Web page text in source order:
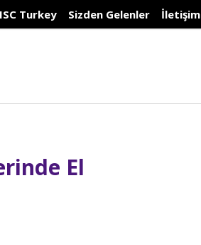
ISC Turkey Sizden Gelenler İletişim
El